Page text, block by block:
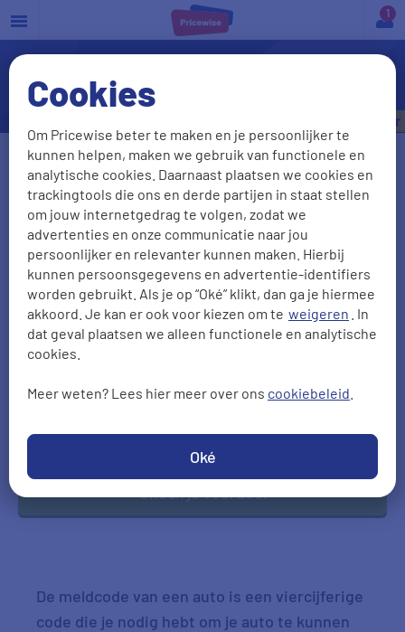
Cookies
Om Pricewise beter te maken en je persoonlijker te
kunnen helpen, maken we gebruik van functionele en
analytische cookies. Daarnaast plaatsen we cookies en
trackingtools die ons en derde partijen in staat stellen
om jouw internetgedrag te volgen, zodat we
advertenties en onze communicatie naar jou
persoonlijker en relevanter kunnen maken. Hierbij
kunnen persoonsgegevens en advertentie-identifiers
worden gebruikt. Als je op “Oké” klikt, dan ga je hiermee
akkoord. Je kan er ook voor kiezen om te weigeren . In
dat geval plaatsen we alleen functionele en analytische
cookies.
Meer weten? Lees hier meer over ons cookiebeleid
Oké
a
Meldcode auto
Vul je kenteken in
Kenteken onbekend
Postcode Huisnr + Toevoeging
Check je voordeel
€535,- per jaar
De meldcode van een auto is een viercijferige
code die je nodig hebt om je auto te kunnen